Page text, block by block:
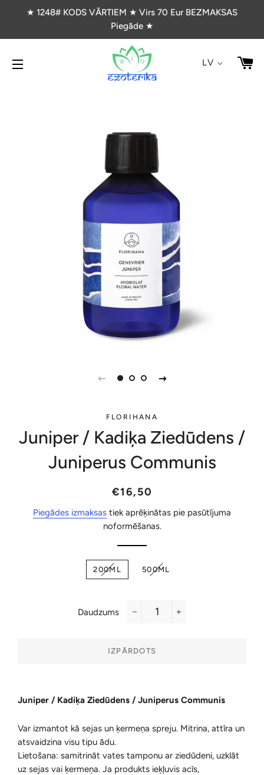
★ 1248# KODS VĀRTIEM ★ Virs 70 Eur BEZMAKSAS
Piegāde ★
VIETNES NAVIGĀCIJA
LV
FLORIHANA
Juniper / Kadiķa Ziedūdens /
Juniperus Communis
Parastā
Akcijas
€16,50
Piegādes izmaksas tiek aprēķinātas pie pasūtījuma
noformēšanas.
200ML 500ML
Daudzums
IZPĀRDOTS
Juniper / Kadiķa Ziedūdens / Juniperus Communis
Var izmantot kā sejas un ķermeņa spreju. Mitrina, attīra un
atsvaidzina visu tipu ādu.
Lietošana: samitrināt vates tamponu ar ziedūdeni, uzklāt
uz sejas vai ķermeņa. Ja produkts ieķļuvis acīs,